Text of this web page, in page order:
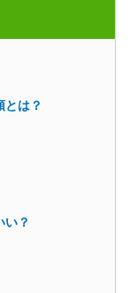
とは？
い？